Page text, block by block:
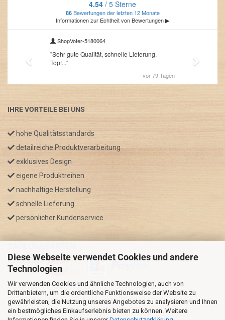
Diese Webseite verwendet Cookies und andere
Technologien
Wir verwenden Cookies und ähnliche Technologien, auch von
Drittanbietern, um die ordentliche Funktionsweise der Website zu
gewährleisten, die Nutzung unseres Angebotes zu analysieren und Ihnen
ein bestmögliches Einkaufserlebnis bieten zu können. Weitere
IHRE VORTEILE BEI UNS
hohe Qualitätsstandards
detailreiche Produktverarbeitung
exklusives Design
eigene Produktreihen
nachhaltige Herstellung
schnelle Lieferung
persönlicher Kundenservice
* GRATIS VERSAND nur innerhalb Deutschland
** Regellaufzeit für DE, Bei Auslandsbestellungen kann die
Versandzeit variieren.